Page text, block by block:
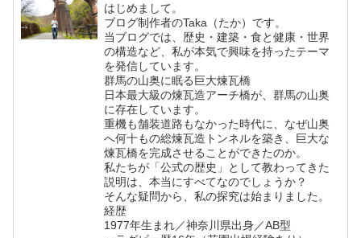
はじめまして。
ブログ制作者のTaka（たか）です。
当ブログでは、歴史・建築・食と健康・世界
の構造など、私が本気で興味を持ったテーマ
を発信しています。
群馬の山奥に眠る巨大煉瓦橋
日本最大級の煉瓦造アーチ橋が、群馬の山奥
に存在しています。
重機も舗装道路もなかった時代に、なぜ山奥
へ何十もの総煉瓦造トンネルを築き、巨大な
煉瓦橋を完成させることができたのか。
私たちが「公式の歴史」として教わってきた
説明は、本当にすべてなのでしょうか？
そんな疑問から、私の探究は始まりました。
経歴
1977年生まれ／神奈川県出身／AB型